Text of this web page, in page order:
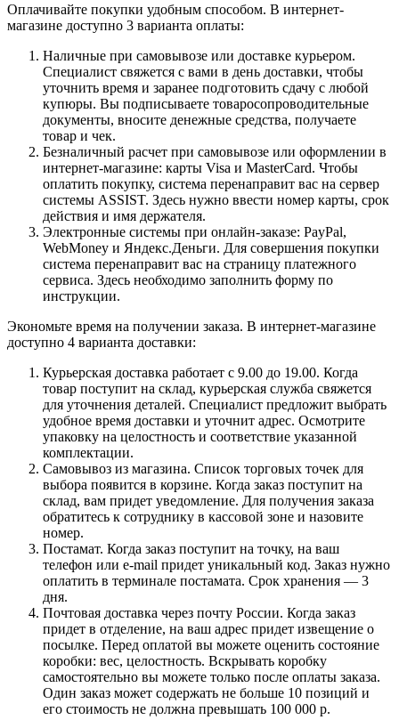
Оплачивайте покупки удобным способом. В интернет-
магазине доступно 3 варианта оплаты:
Наличные при самовывозе или доставке курьером.
Специалист свяжется с вами в день доставки, чтобы
уточнить время и заранее подготовить сдачу с любой
купюры. Вы подписываете товаросопроводительные
документы, вносите денежные средства, получаете
товар и чек.
Безналичный расчет при самовывозе или оформлении в
интернет-магазине: карты Visa и MasterCard. Чтобы
оплатить покупку, система перенаправит вас на сервер
системы ASSIST. Здесь нужно ввести номер карты, срок
действия и имя держателя.
Электронные системы при онлайн-заказе: PayPal,
WebMoney и Яндекс.Деньги. Для совершения покупки
система перенаправит вас на страницу платежного
сервиса. Здесь необходимо заполнить форму по
инструкции.
Экономьте время на получении заказа. В интернет-магазине
доступно 4 варианта доставки:
Курьерская доставка работает с 9.00 до 19.00. Когда
товар поступит на склад, курьерская служба свяжется
для уточнения деталей. Специалист предложит выбрать
удобное время доставки и уточнит адрес. Осмотрите
упаковку на целостность и соответствие указанной
комплектации.
Самовывоз из магазина. Список торговых точек для
выбора появится в корзине. Когда заказ поступит на
склад, вам придет уведомление. Для получения заказа
обратитесь к сотруднику в кассовой зоне и назовите
номер.
Постамат. Когда заказ поступит на точку, на ваш
телефон или e-mail придет уникальный код. Заказ нужно
оплатить в терминале постамата. Срок хранения — 3
дня.
Почтовая доставка через почту России. Когда заказ
придет в отделение, на ваш адрес придет извещение о
посылке. Перед оплатой вы можете оценить состояние
коробки: вес, целостность. Вскрывать коробку
самостоятельно вы можете только после оплаты заказа.
Один заказ может содержать не больше 10 позиций и
его стоимость не должна превышать 100 000 р.